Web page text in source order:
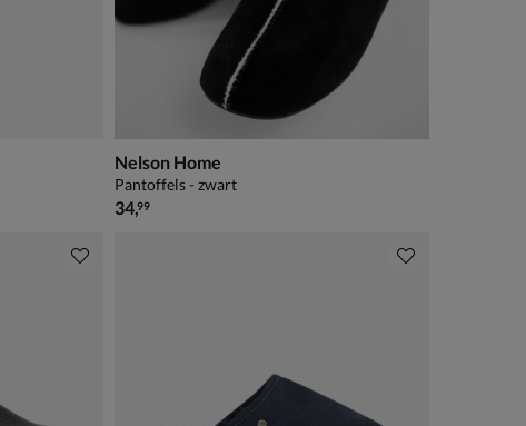
Nelson Home
Pantoffels - zwart
€ 34,99
34,99